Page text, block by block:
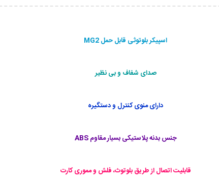
اسپیکر بلوتوثی قابل حمل MG2
صدای شفاف و بی نظیر
دارای منوی کنترل و دستگیره
جنس بدنه پلاستیکی بسیار مقاوم ABS
قابلیت اتصال از طریقبلوتوث، فلش و مموری کارت